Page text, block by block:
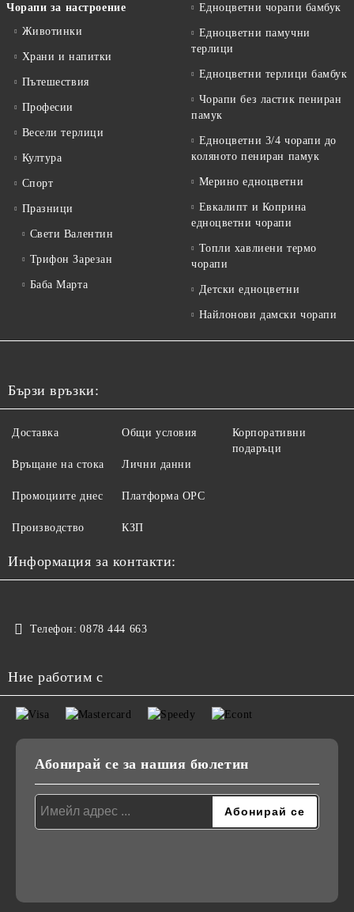
Чорапи за настроение
Животинки
Храни и напитки
Пътешествия
Професии
Весели терлици
Култура
Спорт
Празници
Свети Валентин
Трифон Зарезан
Баба Марта
Едноцветни чорапи бамбук
Едноцветни памучни
терлици
Едноцветни терлици бамбук
Чорапи без ластик пениран
памук
Едноцветни 3/4 чорапи до
коляното пениран памук
Мерино едноцветни
Евкалипт и Коприна
едноцветни чорапи
Топли хавлиени термо
чорапи
Детски едноцветни
Найлонови дамски чорапи
Бързи връзки:
Доставка
Връщане на стока
Промоциите днес
Производство
Общи условия
Лични данни
Платформа ОРС
КЗП
Корпоративни
подаръци
Информация за контакти:
Телефон: 0878 444 663
Ние работим с
Абонирай се за нашия бюлетин